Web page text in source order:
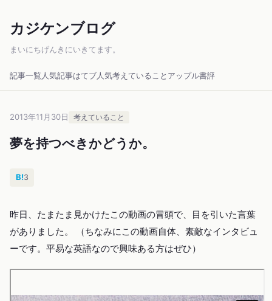
カジケンブログ
まいにちげんきにいきてます。
記事一覧 人気記事はてブ人気考えていること アップル書評
2013年11月30日 考えていること
夢を持つべきかどうか。
B!3
昨日、たまたま見かけたこの動画の冒頭で、目を引いた言葉
がありました。 （ちなみにこの動画自体、素敵なインタビュ
ーです。平易な英語なので興味ある方はぜひ）